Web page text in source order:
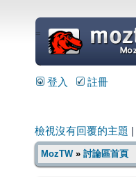
=
登入 註冊
檢視沒有回覆的主題
MozTW» 討論區首頁